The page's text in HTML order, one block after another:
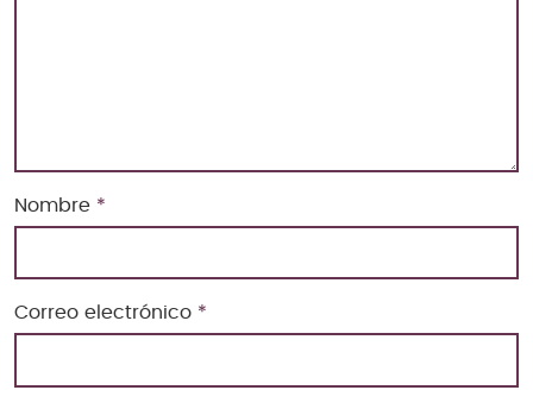
Nombre *
Correo electrónico *